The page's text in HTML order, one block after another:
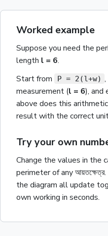
Worked example
Suppose you need the
length l = 6.
Start from
P = 2(l+w)
measurement (l = 6), and
above does this
result with the correct
Try your own
Change the values in the
perimeterof anyআয়তক্ষেত্র
the diagram all update
own working in seconds.